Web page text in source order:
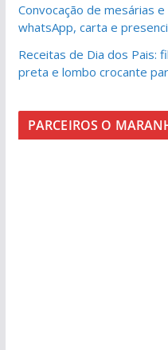
Convocação de mesárias
whatsApp, carta e
Receitas de Dia dos Pais:
preta e lombo crocante
PARCEIROS O